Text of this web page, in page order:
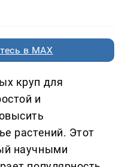
в MAX
круп для
и
растений. Этот
научными